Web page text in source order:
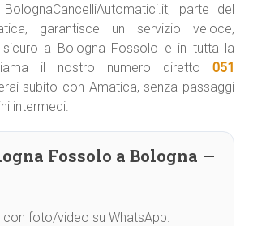
parte del
garantisce un servizio veloce,
a Bologna Fossolo e in tutta la
il nostro numero diretto 051
subito con Amatica, senza passaggi
intermedi.
Fossolo a Bologna —
con foto/video su WhatsApp.